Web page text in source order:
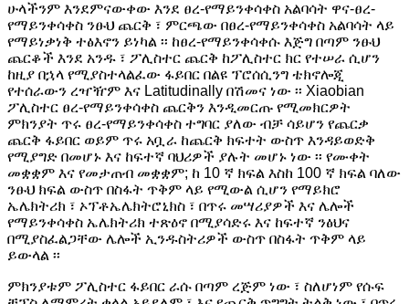
ሁላችንም እንደምናውቀው እንደ ፀረ-የማይንቀሳቀስ አልባሳት ዋና-ፀረ-
የማይንቀሳቀስ ንፁህ ጨርቅ ፣ ምርጫው በፀረ-የማይንቀሳቀስ አልባሳት ላይ
የማይነቃነቅ ተፅእኖን ይነካል ፡፡ ከፀረ-የማይንቀሳቀሱ እጅግ በጣም ንፁህ
ጨርቆች እንደ አንዱ ፣ ፖሊስተር ጨርቅ ከፖሊስተር ክር የተሠራ ሲሆን
ከዚያ በኋላ የሚያስተላልፈው ፋይበር በልዩ ፕሮሰሲንግ ቴክኖሎጂ
የተሰራውን ረዣዥም እና Latitudinally በሽመና ነው ፡፡ Xiaobian
ፖሊስተር ፀረ-የማይንቀሳቀስ ጨርቅን እንዲመርጡ የሚመክርዎት
ምክንያት ጥሩ ፀረ-የማይንቀሳቀስ ተግባር ያለው ብቻ ሳይሆን የጨርቃ
ጨርቅ ፋይበር ወይም ጥሩ አቧራ ከጨርቅ ክፍተት ውስጥ እንዳይወድቅ
የሚያግድ በመሆኑ እና ከፍተኛ ባህሪዎች ያሉት መሆኑ ነው ፡፡ የሙቀት
መቋቋም እና የመታጠብ መቋቋም; ከ 10 ኛ ክፍል እስከ 100 ኛ ክፍል ባለው
ንፁህ ክፍል ውስጥ በስፋት ጥቅም ላይ የሚውል ሲሆን የማይክሮ
ኤሌክትሪክ ፣ ኦፕቶኤሌክትሮኒክስ ፣ በጥሩ መሣሪያዎች እና ሌሎች
የማይንቀሳቀስ ኤሌክትሪክ ተጽዕኖ በሚያሳድሩ እና ከፍተኛ ንፅህና
በሚያስፈልጋቸው ሌሎች ኢንዱስትሪዎች ውስጥ በስፋት ጥቅም ላይ
ይውላል ፡፡
ምክንያቱም ፖሊስተር ፋይበር ራሱ በጣም ረጅም ነው ፣ ስለሆነም የሱፍ